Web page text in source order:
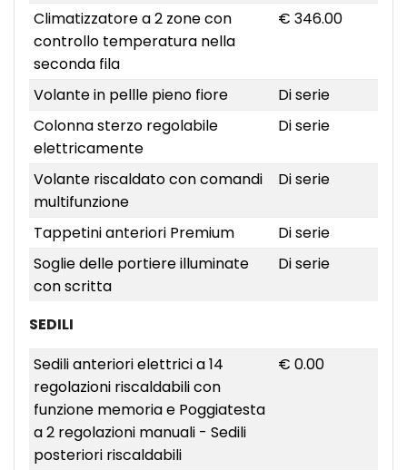
Climatizzatore a 2 zone con
controllo temperatura nella
seconda fila
€ 346.00
Volante in pellle pieno fiore
Di serie
Colonna sterzo regolabile
elettricamente
Di serie
Volante riscaldato con comandi
multifunzione
Di serie
Tappetini anteriori Premium
Di serie
Soglie delle portiere illuminate
con scritta
Di serie
SEDILI
Sedili anteriori elettrici a 14
regolazioni riscaldabili con
funzione memoria e Poggiatesta
a 2 regolazioni manuali - Sedili
posteriori riscaldabili
€ 0.00